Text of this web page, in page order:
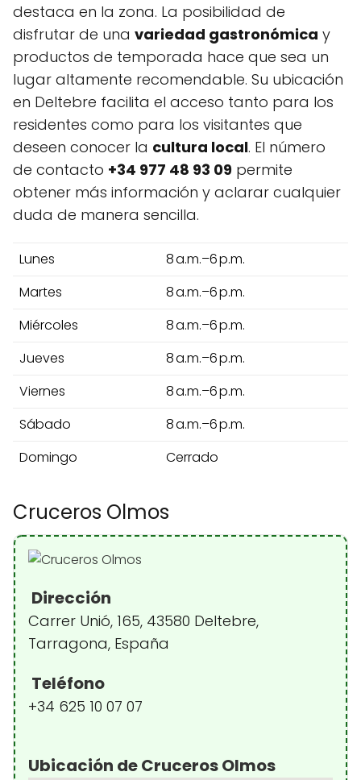
destaca en la zona. La posibilidad de
disfrutar de una variedad gastronómica y
productos de temporada hace que sea un
lugar altamente recomendable. Su ubicación
en Deltebre facilita el acceso tanto para los
residentes como para los visitantes que
deseen conocer la cultura local. El número
de contacto +34 977 48 93 09 permite
obtener más información y aclarar cualquier
duda de manera sencilla.
Lunes
8 a.m.–6 p.m.
Martes
8 a.m.–6 p.m.
Miércoles
8 a.m.–6 p.m.
Jueves
8 a.m.–6 p.m.
Viernes
8 a.m.–6 p.m.
Sábado
8 a.m.–6 p.m.
Domingo
Cerrado
Cruceros Olmos
Dirección
Carrer Unió, 165, 43580 Deltebre,
Tarragona, España
Teléfono
+34 625 10 07 07
Ubicación de Cruceros Olmos